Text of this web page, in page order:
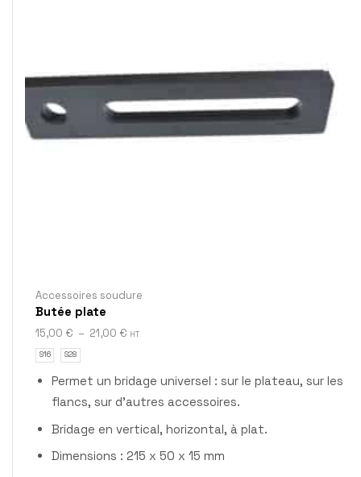
Accessoires soudure
Butée plate
15,00 € – 21,00 € HT
S16 S28
Permet un bridage universel : sur le plateau, sur les
flancs, sur d’autres accessoires.
Bridage en vertical, horizontal, à plat.
Dimensions : 215 x 50 x 15 mm